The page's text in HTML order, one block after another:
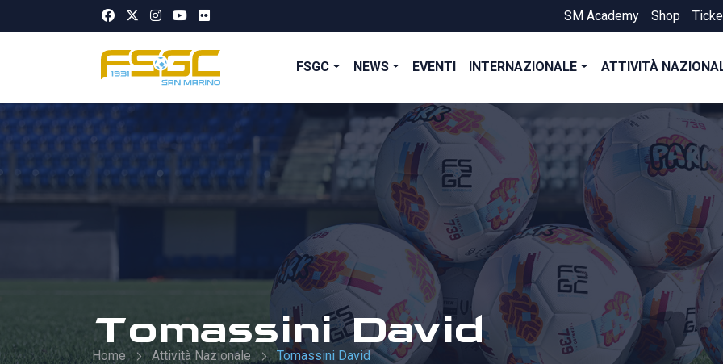
SM Academy Shop
FSGC NEWS EVENTI INTERNAZIONALE ATTIVITÀ
Tomassini David
Home Attività Nazionale Tomassini David